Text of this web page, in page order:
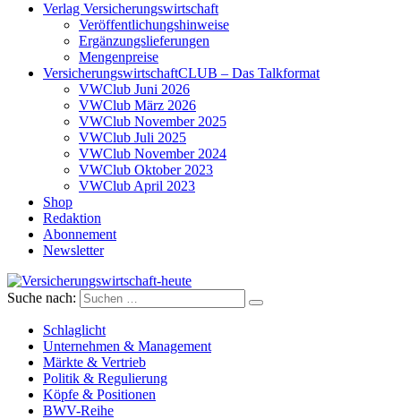
Verlag Versicherungswirtschaft
Veröffentlichungshinweise
Ergänzungslieferungen
Mengenpreise
VersicherungswirtschaftCLUB – Das Talkformat
VWClub Juni 2026
VWClub März 2026
VWClub November 2025
VWClub Juli 2025
VWClub November 2024
VWClub Oktober 2023
VWClub April 2023
Shop
Redaktion
Abonnement
Newsletter
Versicherungswirtschaft-heute
Suche nach:
Schlaglicht
Unternehmen & Management
Märkte & Vertrieb
Politik & Regulierung
Köpfe & Positionen
BWV-Reihe